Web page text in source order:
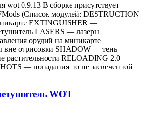
wot 0.9.13 В сборке присутствует
(Список модулей: DESTRUCTION
EXTINGUISHER —
LASERS — лазеры
орудий на миникарте
отрисовки SHADOW — тень
растительности RELOADING 2.0 —
— попадания по не засвеченной
WOT